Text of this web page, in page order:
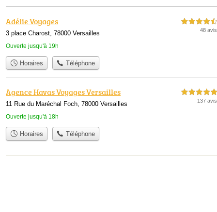
Adélie Voyages
3 place Charost, 78000 Versailles
Ouverte jusqu'à 19h
4,5 étoiles sur 5
48 avis
Horaires Téléphone
Agence Havas Voyages Versailles
11 Rue du Maréchal Foch, 78000 Versailles
Ouverte jusqu'à 18h
5,0 étoiles sur 5
137 avis
Horaires Téléphone